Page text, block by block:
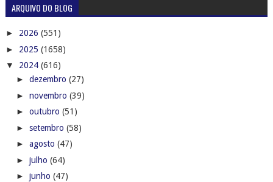
ARQUIVO DO BLOG
► 2026 (551)
► 2025 (1658)
▼ 2024 (616)
► dezembro (27)
► novembro (39)
► outubro (51)
► setembro (58)
► agosto (47)
► julho (64)
► junho (47)